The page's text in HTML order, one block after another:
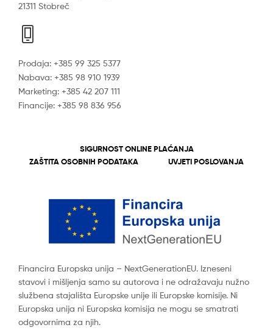
21311 Stobreč
Prodaja: +385 99 325 5377
Nabava: +385 98 910 1939
Marketing: +385 42 207 111
Financije: +385 98 836 956
SIGURNOST ONLINE PLAĆANJA
ZAŠTITA OSOBNIH PODATAKA
UVJETI POSLOVANJA
Financira Europska unija – NextGenerationEU. Izneseni
stavovi i mišljenja samo su autorova i ne odražavaju nužno
službena stajališta Europske unije ili Europske komisije. Ni
Europska unija ni Europska komisija ne mogu se smatrati
odgovornima za njih.